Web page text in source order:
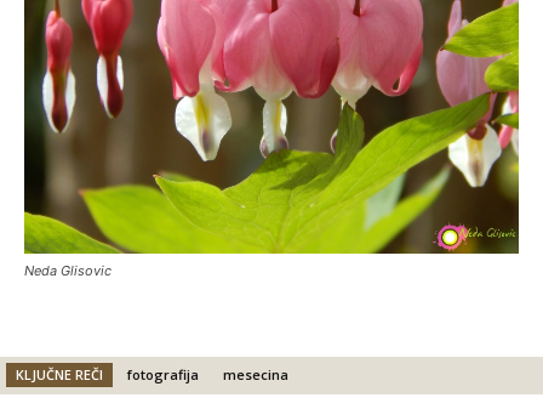
Neda Glisovic
KLJUČNE REČI fotografija mesecina